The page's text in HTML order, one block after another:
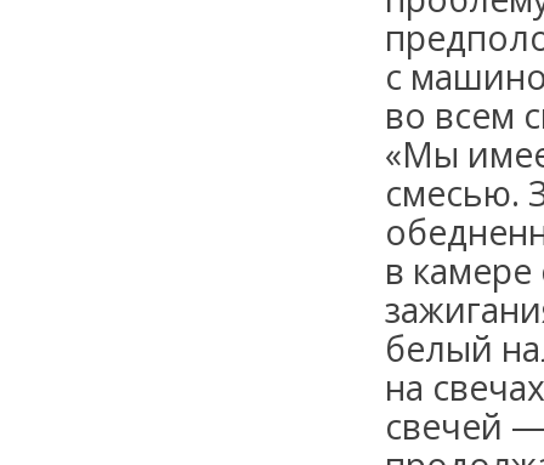
с
во всем
«Мы
смесью.
в камере
белый
на
свечей